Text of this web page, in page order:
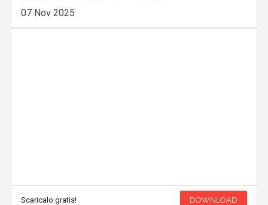
07 Nov 2025
Scaricalo gratis! DOWNLOAD